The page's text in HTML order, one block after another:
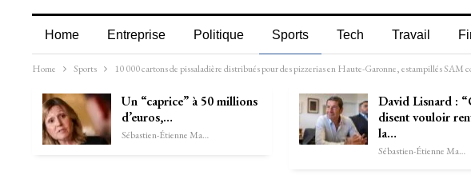
Home Entreprise Politique Sports Tech Travail
Home Sports 10 000 cartons de pissaladière distribués pour des pizzerias en Haute-Garonne, estampillés SAM
Un “caprice” à 50 millions
d’euros,…
Sébastien-Étienne Marechal
David Lisnard :
disent vouloir
la…
Sébastien-Étienne Marechal